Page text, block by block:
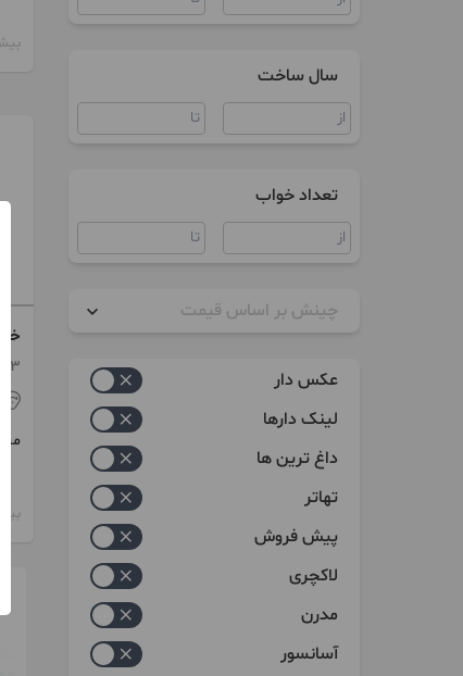
سال ساخت
تعداد خواب
چینش بر اساس قیمت
عکس دار
لینک دارها
داغ ترین ها
تهاتر
پیش فروش
لاکچری
مدرن
آسانسور
بیش از
203 متر
مبلغ
بیش از